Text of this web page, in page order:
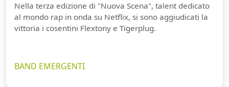
Nella terza edizione di "Nuova Scena", talent dedicato
al mondo rap in onda su Netflix, si sono aggiudicati la
vittoria i cosentini Flextony e Tigerplug.
BAND EMERGENTI